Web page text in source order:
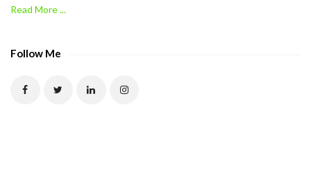
Read More ...
Follow Me